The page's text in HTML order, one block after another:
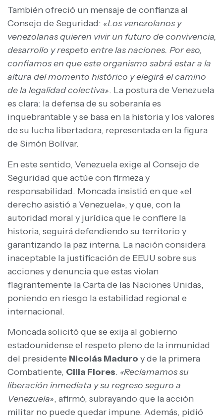
También ofreció un mensaje de confianza al
Consejo de Seguridad: «Los venezolanos y
venezolanas quieren vivir un futuro de convivencia,
desarrollo y respeto entre las naciones. Por eso,
confiamos en que este organismo sabrá estar a la
altura del momento histórico y elegirá el camino
de la legalidad colectiva». La postura de Venezuela
es clara: la defensa de su soberanía es
inquebrantable y se basa en la historia y los valores
de su lucha libertadora, representada en la figura
de Simón Bolívar.
En este sentido, Venezuela exige al Consejo de
Seguridad que actúe con firmeza y
responsabilidad. Moncada insistió en que «el
derecho asistió a Venezuela», y que, con la
autoridad moral y jurídica que le confiere la
historia, seguirá defendiendo su territorio y
garantizando la paz interna. La nación considera
inaceptable la justificación de EEUU sobre sus
acciones y denuncia que estas violan
flagrantemente la Carta de las Naciones Unidas,
poniendo en riesgo la estabilidad regional e
internacional.
Moncada solicitó que se exija al gobierno
estadounidense el respeto pleno de la inmunidad
del presidente Nicolás Maduro y de la primera
Combatiente, Cilia Flores. «Reclamamos su
liberación inmediata y su regreso seguro a
Venezuela», afirmó, subrayando que la acción
militar no puede quedar impune. Además, pidió